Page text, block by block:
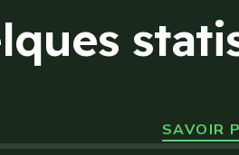
lques stati
SAVOIR